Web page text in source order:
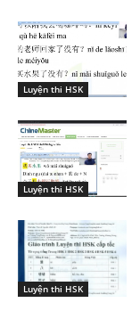
Luyện thi HSK
Luyện thi HSK
Luyện thi HSK